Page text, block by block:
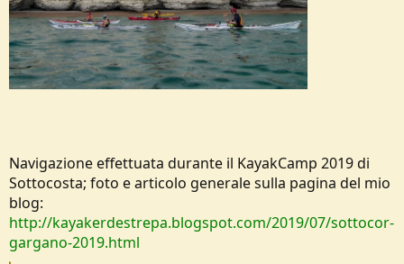
Navigazione effettuata durante il KayakCamp 2019 di
Sottocosta; foto e articolo generale sulla pagina del mio
blog:
http://kayakerdestrepa.blogspot.com/2019/07/sottocor-
gargano-2019.html